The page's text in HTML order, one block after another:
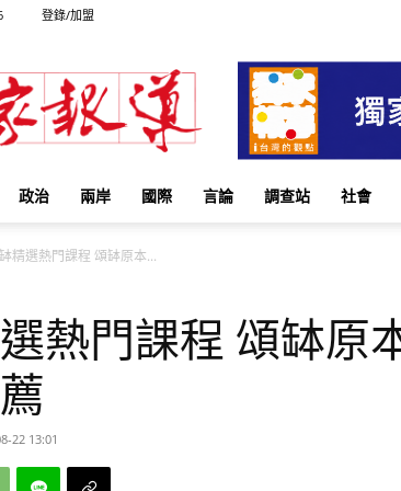
登錄/加盟
獨
家
報
政治 兩岸 國際 言論 調查站 社會
精選熱門課程 頌缽原本...
熱門課程 頌缽原
22 13:01